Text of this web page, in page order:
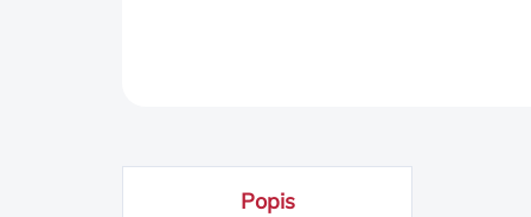
Popis